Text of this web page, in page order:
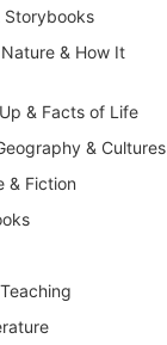
Storybooks
& How It
& Facts of Life
& Cultures
& Fiction